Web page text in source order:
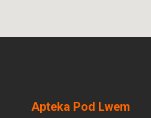
Apteka Pod Lwem